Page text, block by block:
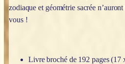
zodiaque et géométrie sacrée
vous !
Livre broché de 192 pages (17